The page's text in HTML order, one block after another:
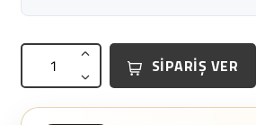
SİPARİŞ VER